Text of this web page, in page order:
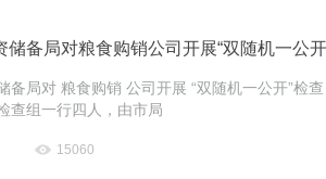
储备局对粮食购销公司开展“双随机一公
备局对 粮食购销 公司开展 “双随机一公开”检
查组一行四人，由市局
15060